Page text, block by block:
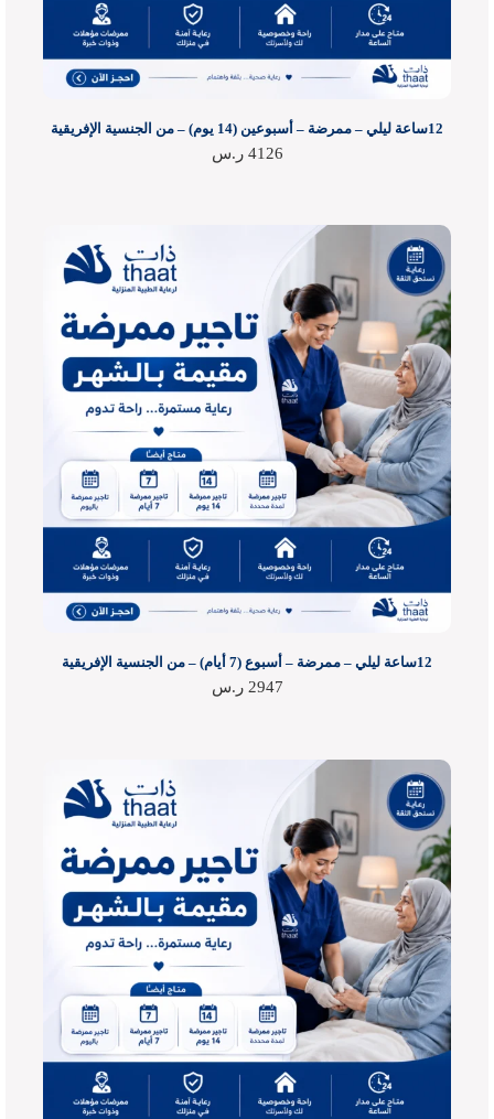
12ساعة ليلي – ممرضة – أسبوعين (14 يوم) – من الجنسية الإفريقية
4126 ر.س
12ساعة ليلي – ممرضة – أسبوع (7 أيام) – من الجنسية الإفريقية
2947 ر.س